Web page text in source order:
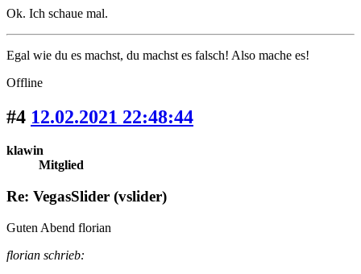
Ok. Ich schaue mal.
Egal wie du es machst, du machst es falsch! Also mache es!
Offline
#4 12.02.2021 22:48:44
klawin
Mitglied
Re: VegasSlider (vslider)
Guten Abend florian
florian schrieb: